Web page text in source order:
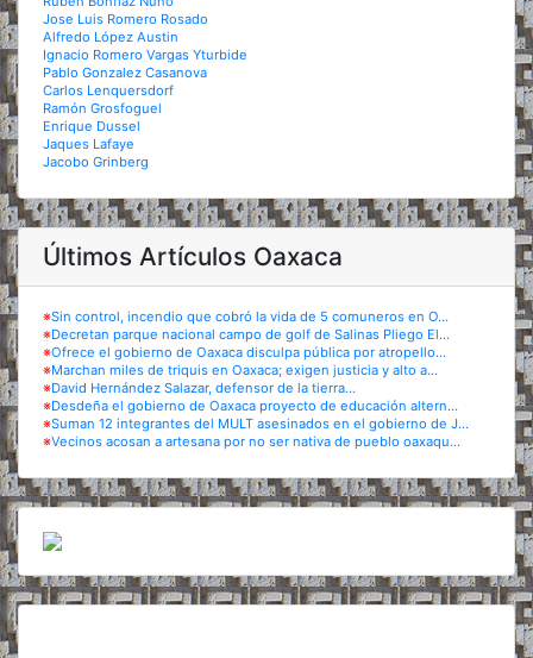
Jose Luis Romero Rosado
Alfredo López Austin
Ignacio Romero Vargas Yturbide
Pablo Gonzalez Casanova
Carlos Lenquersdorf
Ramón Grosfoguel
Enrique Dussel
Jaques Lafaye
Jacobo Grinberg
Últimos Artículos Oaxaca
※Sin control, incendio que cobró la vida de 5 comuneros en O...
※Decretan parque nacional campo de golf de Salinas Pliego El...
※Ofrece el gobierno de Oaxaca disculpa pública por atropello...
※Marchan miles de triquis en Oaxaca; exigen justicia y alto a...
※David Hernández Salazar, defensor de la tierra...
※Desdeña el gobierno de Oaxaca proyecto de educación altern...
※Suman 12 integrantes del MULT asesinados en el gobierno de J...
※Vecinos acosan a artesana por no ser nativa de pueblo oaxaqu...